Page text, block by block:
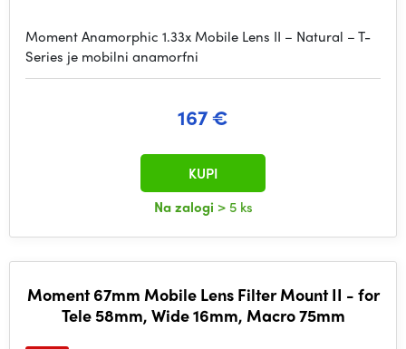
Moment Anamorphic 1.33x Mobile Lens II – Natural – T-
Series je mobilni anamorfni
167 €
Na zalogi > 5 ks
KUPI
Moment 67mm Mobile Lens Filter Mount II - for
Tele 58mm, Wide 16mm, Macro 75mm